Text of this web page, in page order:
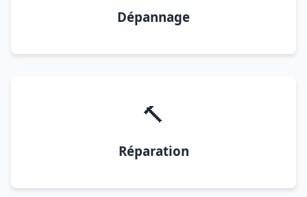
Dépannage
🔨
Réparation